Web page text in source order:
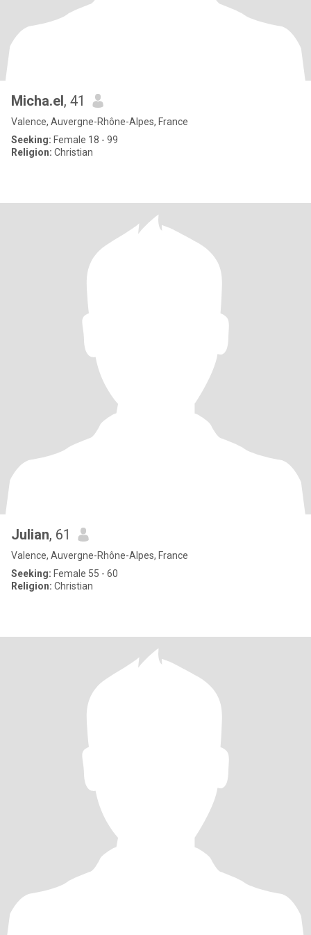
Micha.el, 41
Valence, Auvergne-Rhône-Alpes, France
Seeking: Female 18 - 99
Religion: Christian
Julian, 61
Valence, Auvergne-Rhône-Alpes, France
Seeking: Female 55 - 60
Religion: Christian